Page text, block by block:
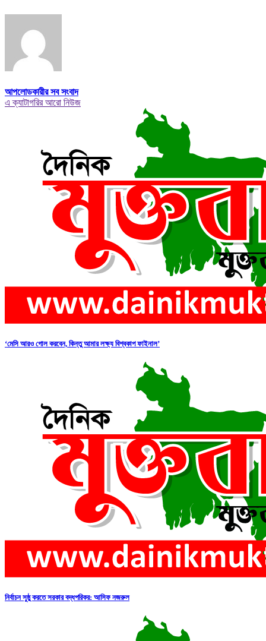
আপলোডকারীর সব সংবাদ
এ ক্যাটাগরির আরো নিউজ
‘মেসি আরও গোল করবেন, কিন্তু আমার লক্ষ্য বিশ্বকাপ ফাইনাল’
নির্বাচন সুষ্ঠু করতে সরকার বদ্ধপরিকর: আসিফ নজরুল